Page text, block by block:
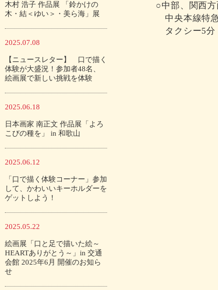
木村 浩子 作品展 「鈴かけの
木・結＜ゆい＞・美ら海」展
2025.07.08
【ニュースレター】 口で描く
体験が大盛況！参加者48名、
絵画展で新しい挑戦を体験
2025.06.18
日本画家 南正文 作品展「よろ
こびの種を」 in 和歌山
2025.06.12
「口で描く体験コーナー」参加
して、かわいいキーホルダーを
ゲットしよう！
2025.05.22
絵画展「口と足で描いた絵～
HEARTありがとう～」in 交通
会館 2025年6月 開催のお知ら
せ
○中部、関西
中央本線特
タクシー5分